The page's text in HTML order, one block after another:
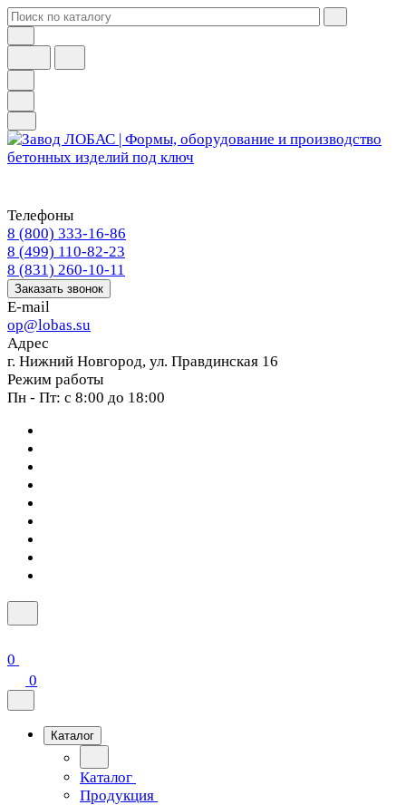
Телефоны
8 (800) 333-16-86
8 (499) 110-82-23
8 (831) 260-10-11
Заказать звонок
E-mail
op@lobas.su
Адрес
г. Нижний Новгород, ул. Правдинская 16
Режим работы
Пн - Пт: с 8:00 до 18:00
0
0
Каталог
Каталог
Продукция